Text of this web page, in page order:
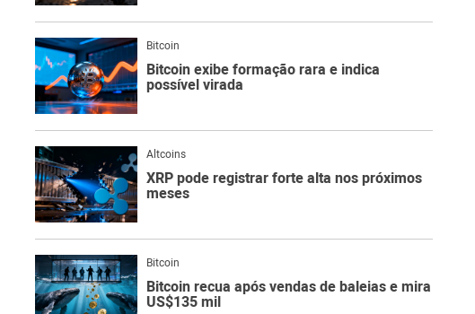
Bitcoin
Bitcoin exibe formação rara e indica
possível virada
Altcoins
XRP pode registrar forte alta nos próximos
meses
Bitcoin
Bitcoin recua após vendas de baleias e mira
US$135 mil